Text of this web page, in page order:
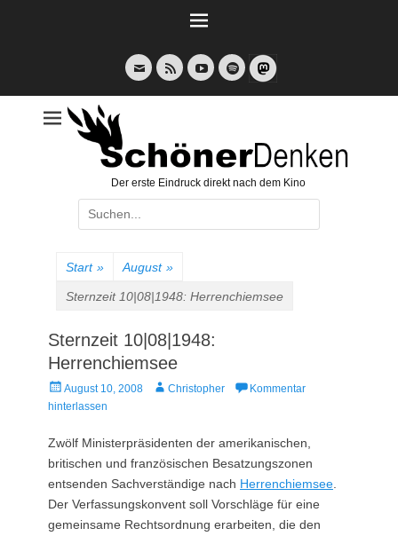
E-
Mail
Feed YouTubeSpotify
Der erste Eindruck direkt nach dem Kino
Suche
nach:
Start » August »
Sternzeit 10|08|1948: Herrenchiemsee
Sternzeit 10|08|1948:
Herrenchiemsee
Veröffentlicht
am
August 10, 2008 AutorChristopher
Kommentar
hinterlassen
Zwölf Ministerpräsidenten der amerikanischen,
britischen und französischen Besatzungszonen
entsenden Sachverständige nach Herrenchiemsee
Der Verfassungskonvent soll Vorschläge für eine
gemeinsame Rechtsordnung erarbeiten, die den